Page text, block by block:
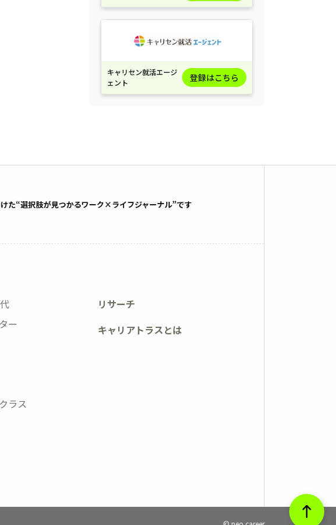
キャリセン就活エージ
ェント
登録はこちら
た“選択肢が見つかるワーク×ライフジャーナル”です
ー
ラス
リサーチ
キャリアトラスとは